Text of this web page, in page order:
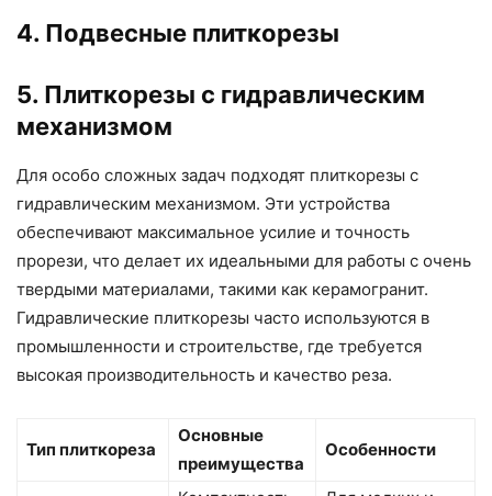
4. Подвесные плиткорезы
5. Плиткорезы с гидравлическим
механизмом
Для особо сложных задач подходят плиткорезы с
гидравлическим механизмом. Эти устройства
обеспечивают максимальное усилие и точность
прорези, что делает их идеальными для работы с очень
твердыми материалами, такими как керамогранит.
Гидравлические плиткорезы часто используются в
промышленности и строительстве, где требуется
высокая производительность и качество реза.
Тип плиткореза
Основные
преимущества
Особенности